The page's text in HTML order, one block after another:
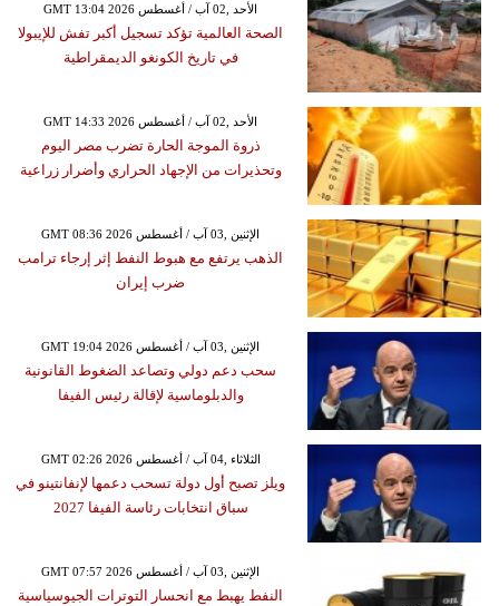
GMT 13:04 2026 الأحد ,02 آب / أغسطس
الصحة العالمية تؤكد تسجيل أكبر تفش للإيبولا
في تاريخ الكونغو الديمقراطية
GMT 14:33 2026 الأحد ,02 آب / أغسطس
ذروة الموجة الحارة تضرب مصر اليوم
وتحذيرات من الإجهاد الحراري وأضرار زراعية
GMT 08:36 2026 الإثنين ,03 آب / أغسطس
الذهب يرتفع مع هبوط النفط إثر إرجاء ترامب
ضرب إيران
GMT 19:04 2026 الإثنين ,03 آب / أغسطس
سحب دعم دولي وتصاعد الضغوط القانونية
والدبلوماسية لإقالة رئيس الفيفا
GMT 02:26 2026 الثلاثاء ,04 آب / أغسطس
ويلز تصبح أول دولة تسحب دعمها لإنفانتينو في
سباق انتخابات رئاسة الفيفا 2027
GMT 07:57 2026 الإثنين ,03 آب / أغسطس
النفط يهبط مع انحسار التوترات الجيوسياسية